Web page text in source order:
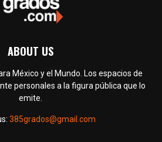
ABOUT US
México y el Mundo. Los espacios de
personales a la figura pública que lo
emite.
385grados@gmail.com